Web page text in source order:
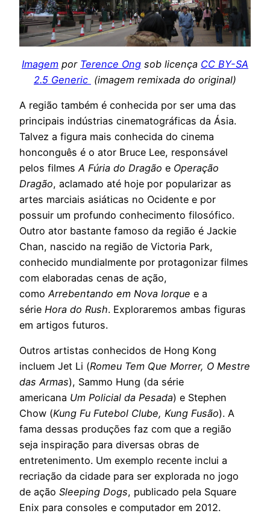
Imagem por Terence Ong sob licença CC BY-SA
2.5 Generic (imagem remixada do original)
A região também é conhecida por ser uma das
principais indústrias cinematográficas da Ásia.
Talvez a figura mais conhecida do cinema
honconguês é o ator Bruce Lee, responsável
pelos filmesA Fúria do Dragão e Operação
Dragão, aclamado até hoje por popularizar as
artes marciais asiáticas no Ocidente e por
possuir um profundo conhecimento filosófico.
Outro ator bastante famoso da região é Jackie
Chan, nascido na região de Victoria Park,
conhecido mundialmente por protagonizar filmes
com elaboradas cenas de ação,
comoArrebentando em Nova Iorque e a
série Hora do Rush. Exploraremos ambas figuras
em artigos futuros.
Outros artistas conhecidos de Hong Kong
incluem Jet Li (Romeu Tem Que Morrer, O Mestre
das Armas), Sammo Hung (da série
americana Um Policial da Pesada) e Stephen
Chow (Kung Fu Futebol Clube, Kung Fusão). A
fama dessas produções faz com que a região
seja inspiração para diversas obras de
entretenimento. Um exemplo recente inclui a
recriação da cidade para ser explorada no jogo
de ação Sleeping Dogs, publicado pela Square
Enix para consoles e computador em 2012.